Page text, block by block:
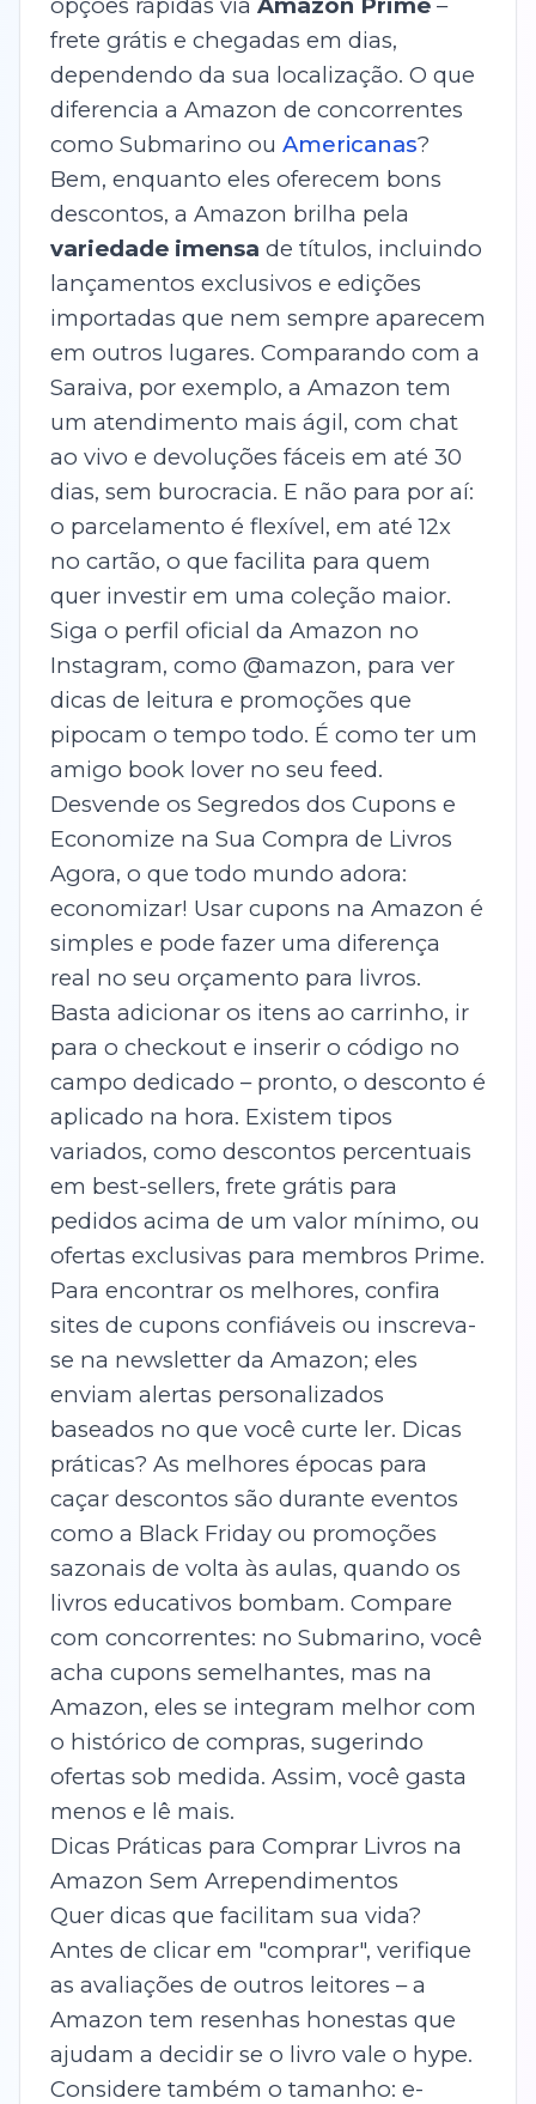
frete grátis e chegadas em dias,
dependendo da sua localização. O que
diferencia a Amazon de concorrentes
como Submarino ou Americanas?
Bem, enquanto eles oferecem bons
descontos, a Amazon brilha pela
variedade imensa de títulos, incluindo
lançamentos exclusivos e edições
importadas que nem sempre aparecem
em outros lugares. Comparando com a
Saraiva, por exemplo, a Amazon tem
um atendimento mais ágil, com chat
ao vivo e devoluções fáceis em até 30
dias, sem burocracia. E não para por aí:
o parcelamento é flexível, em até 12x
no cartão, o que facilita para quem
quer investir em uma coleção maior.
Siga o perfil oficial da Amazon no
Instagram, como @amazon, para ver
dicas de leitura e promoções que
pipocam o tempo todo. É como ter um
amigo book lover no seu feed.
Desvende os Segredos dos Cupons e
Economize na Sua Compra de Livros
Agora, o que todo mundo adora:
economizar! Usar cupons na Amazon é
simples e pode fazer uma diferença
real no seu orçamento para livros.
Basta adicionar os itens ao carrinho, ir
para o checkout e inserir o código no
campo dedicado – pronto, o desconto é
aplicado na hora. Existem tipos
variados, como descontos percentuais
em best-sellers, frete grátis para
pedidos acima de um valor mínimo, ou
ofertas exclusivas para membros Prime.
Para encontrar os melhores, confira
sites de cupons confiáveis ou inscreva-
se na newsletter da Amazon; eles
enviam alertas personalizados
baseados no que você curte ler. Dicas
práticas? As melhores épocas para
caçar descontos são durante eventos
como a Black Friday ou promoções
sazonais de volta às aulas, quando os
livros educativos bombam. Compare
com concorrentes: no Submarino, você
acha cupons semelhantes, mas na
Amazon, eles se integram melhor com
o histórico de compras, sugerindo
ofertas sob medida. Assim, você gasta
menos e lê mais.
Dicas Práticas para Comprar Livros na
Amazon Sem Arrependimentos
Quer dicas que facilitam sua vida?
Antes de clicar em "comprar", verifique
as avaliações de outros leitores – a
Amazon tem resenhas honestas que
ajudam a decidir se o livro vale o hype.
Considere também o tamanho: e-